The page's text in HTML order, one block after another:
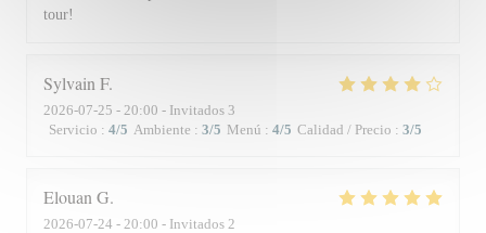
tour!
Sylvain F
2026-07-25 - 20:00 - Invitados 3
Servicio : 4/5 Ambiente : 3/5 Menú : 4/5 Calidad / Precio : 3/5
Elouan G
2026-07-24 - 20:00 - Invitados 2